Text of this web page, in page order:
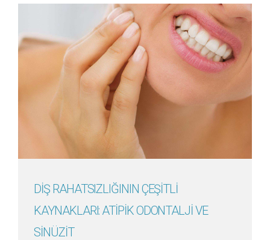
Detayını Gör
DİŞ RAHATSIZLIĞININ ÇEŞİTLİ
KAYNAKLARI: ATİPİK ODONTALJİ VE
SİNÜZİT